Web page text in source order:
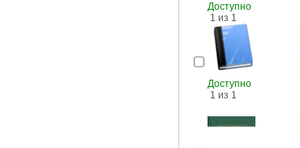
Доступно
1 из 1
Доступно
1 из 1